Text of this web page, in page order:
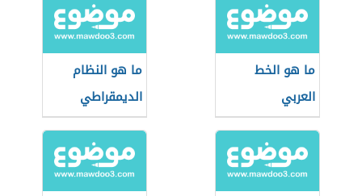
ما هو الخط
العربي
ما هو النظام
الديمقراطي